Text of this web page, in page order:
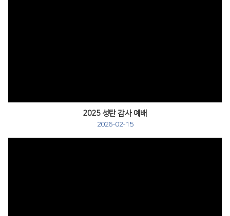
2025 성탄 감사 예배
2026-02-15